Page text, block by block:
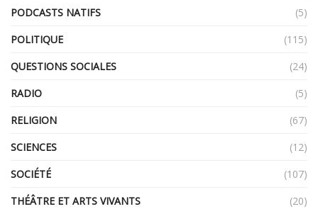
PODCASTS NATIFS
(5)
POLITIQUE
(115)
QUESTIONS SOCIALES
(24)
RADIO
(5)
RELIGION
(67)
SCIENCES
(12)
SOCIÉTÉ
(107)
THÉÂTRE ET ARTS VIVANTS
(20)